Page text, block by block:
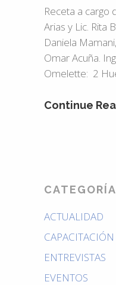
Receta a cargo
Arias y Lic. Rita
Daniela
Omar Acuña.
Omelette: 2
Continue
ACTUALIDAD
CAPACITACIÓN
ENTREVISTAS
EVENTOS